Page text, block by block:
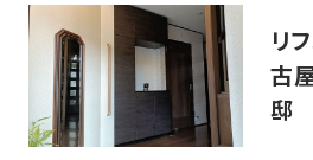
リ
古
邸